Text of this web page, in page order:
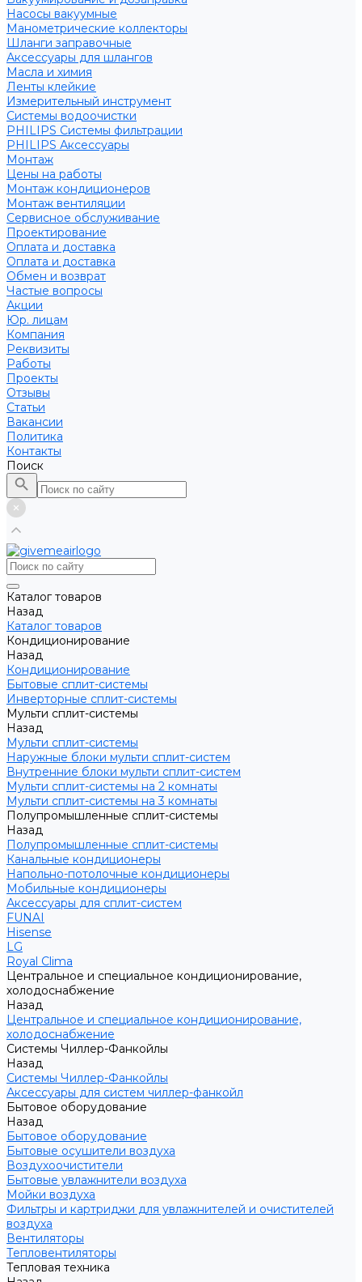
Насосы вакуумные
Манометрические коллекторы
Шланги заправочные
Аксессуары для шлангов
Масла и химия
Ленты клейкие
Измерительный инструмент
Системы водоочистки
PHILIPS Системы фильтрации
PHILIPS Аксессуары
Монтаж
Цены на работы
Монтаж кондиционеров
Монтаж вентиляции
Сервисное обслуживание
Проектирование
Оплата и доставка
Оплата и доставка
Обмен и возврат
Частые вопросы
Акции
Юр. лицам
Компания
Реквизиты
Работы
Проекты
Отзывы
Статьи
Вакансии
Политика
Контакты
Поиск
Каталог товаров
Назад
Каталог товаров
Кондиционирование
Назад
Кондиционирование
Бытовые сплит-системы
Инверторные сплит-системы
Мульти сплит-системы
Назад
Мульти сплит-системы
Наружные блоки мульти сплит-систем
Внутренние блоки мульти сплит-систем
Мульти сплит-системы на 2 комнаты
Мульти сплит-системы на 3 комнаты
Полупромышленные сплит-системы
Назад
Полупромышленные сплит-системы
Канальные кондиционеры
Напольно-потолочные кондиционеры
Мобильные кондиционеры
Аксессуары для сплит-систем
FUNAI
Hisense
LG
Royal Clima
Центральное и специальное кондиционирование,
холодоснабжение
Назад
Центральное и специальное кондиционирование,
холодоснабжение
Системы Чиллер-Фанкойлы
Назад
Системы Чиллер-Фанкойлы
Аксессуары для систем чиллер-фанкойл
Бытовое оборудование
Назад
Бытовое оборудование
Бытовые осушители воздуха
Воздухоочистители
Бытовые увлажнители воздуха
Мойки воздуха
Фильтры и картриджи для увлажнителей и очистителей
воздуха
Вентиляторы
Тепловентиляторы
Тепловая техника